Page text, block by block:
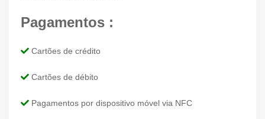
Pagamentos :
Cartões de crédito
Cartões de débito
Pagamentos por dispositivo móvel via NFC